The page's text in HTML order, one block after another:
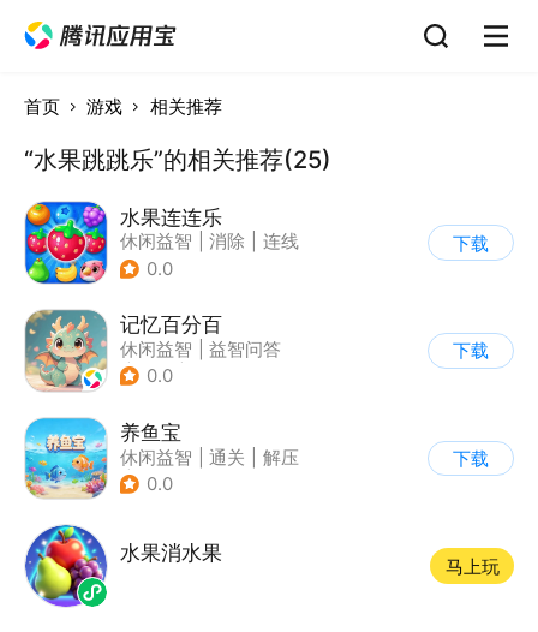
首页 游戏 相关推荐
“水果跳跳乐”的相关推荐(25)
水果连连乐
休闲益智 消除
连线
0.0
下载
记忆百分百
休闲益智
益智问答
| 文化
0.0
下载
养鱼宝
休闲益智 通关
解压
| 卡通
0.0
下载
水果消水果
马上玩